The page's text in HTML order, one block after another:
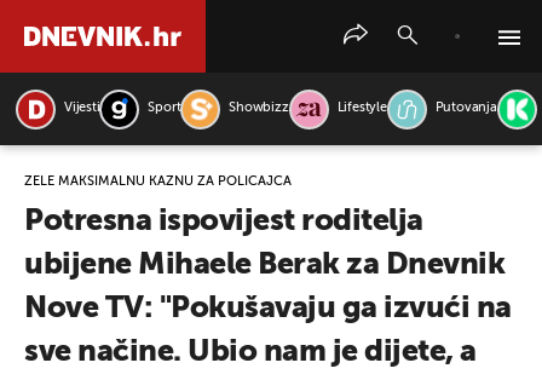
Vijesti Sport Showbizz Lifestyle Putovanja
ŽELE MAKSIMALNU KAZNU ZA POLICAJCA
Potresna ispovijest roditelja
ubijene Mihaele Berak za Dnevnik
Nove TV: "Pokušavaju ga izvući na
sve načine. Ubio nam je dijete, a
PRETRAŽITE VIJESTI